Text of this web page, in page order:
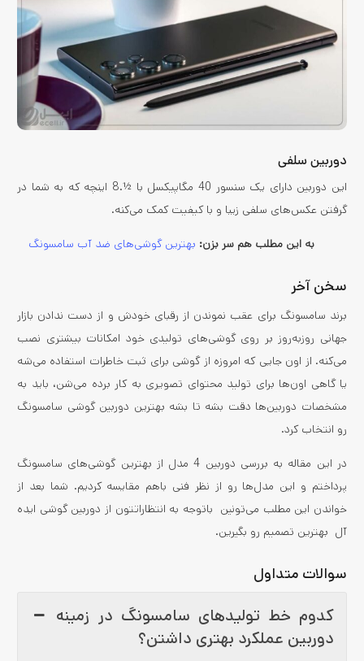
دوربین سلفی
این دوربین دارای یک سنسور 40 مگاپیکسل با ½.8 اینچه که به شما در
گرفتن عکس‌های سلفی زیبا و با کیفیت کمک می‌کنه.
به این مطلب هم سر بزن: بهترین گوشی‌های ضد آب سامسونگ
سخن آخر
برند سامسونگ برای عقب نموندن از رقبای خودش و از دست ندادن بازار
جهانی روزبه‌روز بر روی گوشی‌های تولیدی خود امکانات بیشتری نصب
می‌کنه. از اون جایی که امروزه از گوشی برای ثبت خاطرات استفاده می‌شه
یا گاهی اون‌ها برای تولید محتوای تصویری به کار برده می‌شن، باید به
مشخصات دوربین‌ها دقت بشه تا بشه بهترین دوربین گوشی سامسونگ
رو انتخاب کرد.
در این مقاله به بررسی دوربین 4 مدل از بهترین گوشی‌های سامسونگ
پرداختم و این مدل‌ها رو از نظر فنی باهم مقایسه کردیم. شما بعد از
خواندن این مطلب می‌تونین باتوجه به انتظاراتتون از دوربین گوشی ایده
آل بهترین تصمیم رو بگیرین.
سوالات متداول
کدوم خط تولیدهای سامسونگ در زمینه
دوربین عملکرد بهتری داشتن؟